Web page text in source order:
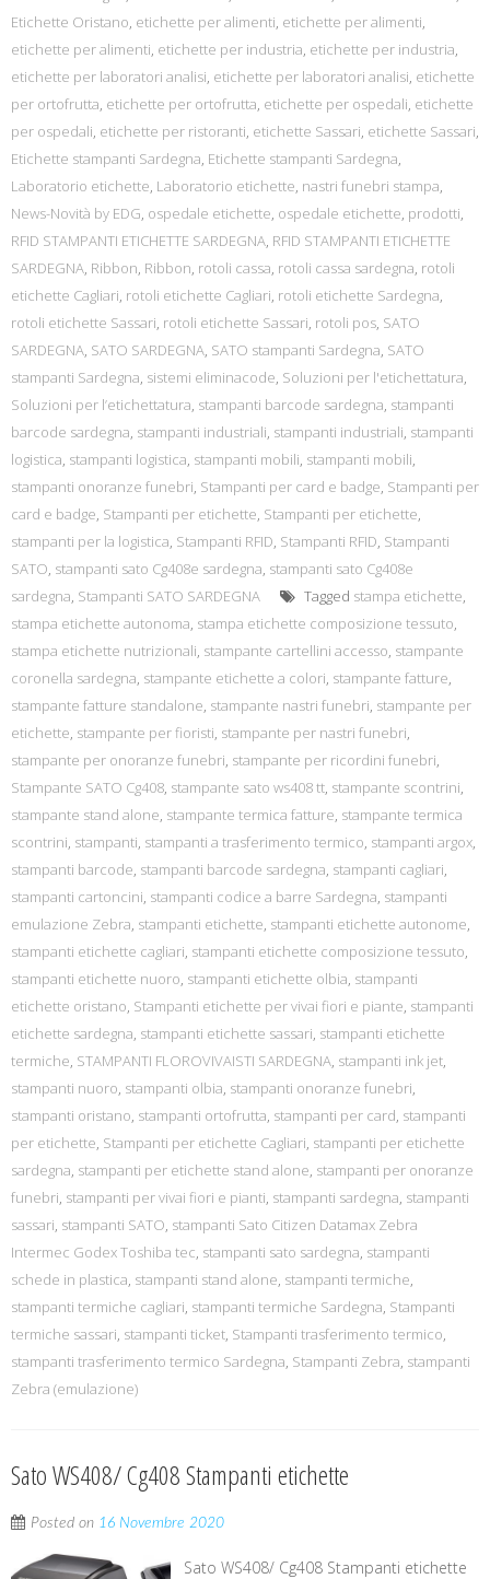
Etichette Oristano, etichette per alimenti, etichette per alimenti,
etichette per alimenti, etichette per industria, etichette per industria,
etichette per laboratori analisi, etichette per laboratori analisi, etichette
per ortofrutta, etichette per ortofrutta, etichette per ospedali, etichette
per ospedali, etichette per ristoranti, etichette Sassari, etichette Sassari,
Etichette stampanti Sardegna, Etichette stampanti Sardegna,
Laboratorio etichette, Laboratorio etichette, nastri funebri stampa,
News-Novità by EDG, ospedale etichette, ospedale etichette, prodotti,
RFID STAMPANTI ETICHETTE SARDEGNA, RFID STAMPANTI ETICHETTE
SARDEGNA, Ribbon, Ribbon, rotoli cassa, rotoli cassa sardegna, rotoli
etichette Cagliari, rotoli etichette Cagliari, rotoli etichette Sardegna,
rotoli etichette Sassari, rotoli etichette Sassari, rotoli pos, SATO
SARDEGNA, SATO SARDEGNA, SATO stampanti Sardegna, SATO
stampanti Sardegna, sistemi eliminacode, Soluzioni per l'etichettatura,
Soluzioni per l’etichettatura, stampanti barcode sardegna, stampanti
barcode sardegna, stampanti industriali, stampanti industriali, stampanti
logistica, stampanti logistica, stampanti mobili, stampanti mobili,
stampanti onoranze funebri, Stampanti per card e badge, Stampanti per
card e badge, Stampanti per etichette, Stampanti per etichette,
stampanti per la logistica, Stampanti RFID, Stampanti RFID, Stampanti
SATO, stampanti sato Cg408e sardegna, stampanti sato Cg408e
sardegna, Stampanti SATO SARDEGNA Tagged stampa etichette,
stampa etichette autonoma, stampa etichette composizione tessuto,
stampa etichette nutrizionali, stampante cartellini accesso, stampante
coronella sardegna, stampante etichette a colori, stampante fatture,
stampante fatture standalone, stampante nastri funebri, stampante per
etichette, stampante per fioristi, stampante per nastri funebri,
stampante per onoranze funebri, stampante per ricordini funebri,
Stampante SATO Cg408, stampante sato ws408 tt, stampante scontrini,
stampante stand alone, stampante termica fatture, stampante termica
scontrini, stampanti, stampanti a trasferimento termico, stampanti argox,
stampanti barcode, stampanti barcode sardegna, stampanti cagliari,
stampanti cartoncini, stampanti codice a barre Sardegna, stampanti
emulazione Zebra, stampanti etichette, stampanti etichette autonome,
stampanti etichette cagliari, stampanti etichette composizione tessuto,
stampanti etichette nuoro, stampanti etichette olbia, stampanti
etichette oristano, Stampanti etichette per vivai fiori e piante, stampanti
etichette sardegna, stampanti etichette sassari, stampanti etichette
termiche, STAMPANTI FLOROVIVAISTI SARDEGNA, stampanti ink jet,
stampanti nuoro, stampanti olbia, stampanti onoranze funebri,
stampanti oristano, stampanti ortofrutta, stampanti per card, stampanti
per etichette, Stampanti per etichette Cagliari, stampanti per etichette
sardegna, stampanti per etichette stand alone, stampanti per onoranze
funebri, stampanti per vivai fiori e pianti, stampanti sardegna, stampanti
sassari, stampanti SATO, stampanti Sato Citizen Datamax Zebra
Intermec Godex Toshiba tec, stampanti sato sardegna, stampanti
schede in plastica, stampanti stand alone, stampanti termiche,
stampanti termiche cagliari, stampanti termiche Sardegna, Stampanti
termiche sassari, stampanti ticket, Stampanti trasferimento termico,
stampanti trasferimento termico Sardegna, Stampanti Zebra, stampanti
Zebra (emulazione)
Sato WS408/ Cg408 Stampanti etichette
Posted on 16 Novembre 2020
Sato WS408/ Cg408 Stampanti etichette